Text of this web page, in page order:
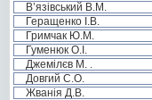
В’язівський В.М.
Геращенко І.В.
Гримчак Ю.М.
Гуменюк О.І.
Джемілєв М. .
Довгий С.О.
Жванія Д.В.